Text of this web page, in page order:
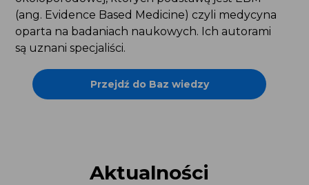
(ang. Evidence Based Medicine) czyli medycyna
oparta na badaniach naukowych. Ich autorami
są uznani specjaliści.
Przejdź do Baz wiedzy
Aktualności